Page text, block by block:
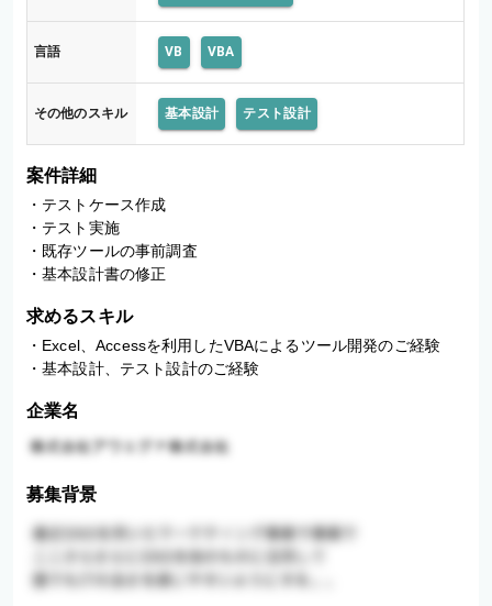
言語 VB VBA
その他のスキル 基本設計 テスト設計
案件詳細
・テストケース作成
・テスト実施
・既存ツールの事前調査
・基本設計書の修正
求めるスキル
・Excel、Accessを利用したVBAによるツール開発のご経験
・基本設計、テスト設計のご経験
企業名
募集背景